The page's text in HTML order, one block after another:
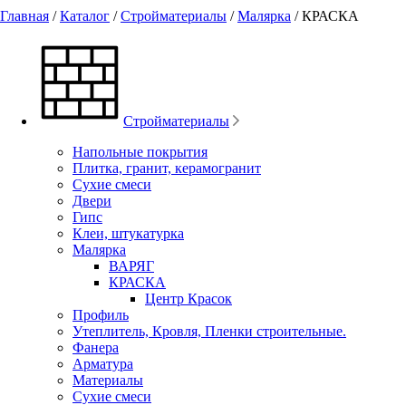
Главная /Каталог /Стройматериалы /Малярка /КРАСКА
Стройматериалы
Напольные покрытия
Плитка, гранит, керамогранит
Сухие смеси
Двери
Гипс
Клеи, штукатурка
Малярка
ВАРЯГ
КРАСКА
Центр Красок
Профиль
Утеплитель, Кровля, Пленки строительные.
Фанера
Арматура
Материалы
Сухие смеси